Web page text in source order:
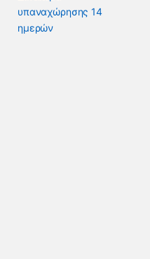
υπαναχώρησης 14
ημερών